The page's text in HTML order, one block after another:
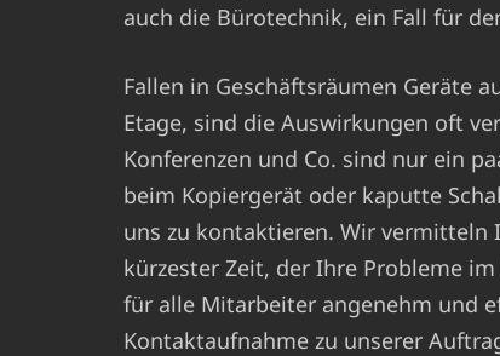
auch die Bürotechnik, ein Fall für
Fallen in Geschäftsräumen Geräte
Etage, sind die Auswirkungen oft
Konferenzen und Co. sind nur ein
beim Kopiergerät oder kaputte
uns zu kontaktieren. Wir vermitteln
kürzester Zeit, der Ihre Probleme
für alle Mitarbeiter angenehm und
Kontaktaufnahme zu unserer